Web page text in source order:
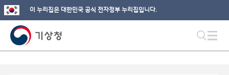
이 누리집은 대한민국 공식 전자정부 누리집입니다.